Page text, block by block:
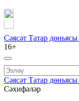
Сәясәт Татар дөньясы
16+
Сәясәт Татар дөньясы
Сәхифәләр